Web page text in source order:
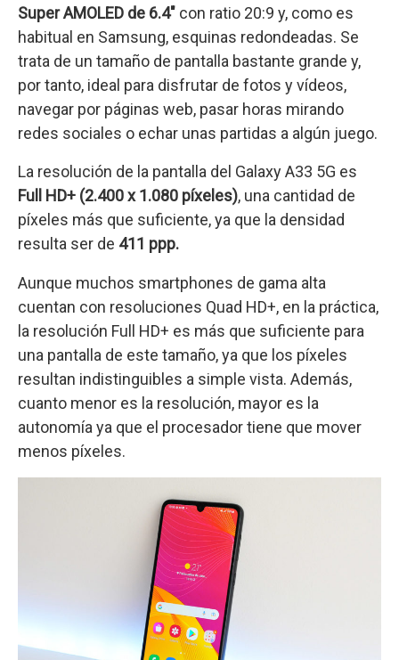
Super AMOLED de 6.4″ con ratio 20:9 y, como es
habitual en Samsung, esquinas redondeadas. Se
trata de un tamaño de pantalla bastante grande y,
por tanto, ideal para disfrutar de fotos y vídeos,
navegar por páginas web, pasar horas mirando
redes sociales o echar unas partidas a algún juego.
La resolución de la pantalla del Galaxy A33 5G es
Full HD+ (2.400 x 1.080 píxeles), una cantidad de
píxeles más que suficiente, ya que la densidad
resulta ser de 411 ppp.
Aunque muchos smartphones de gama alta
cuentan con resoluciones Quad HD+, en la práctica,
la resolución Full HD+ es más que suficiente para
una pantalla de este tamaño, ya que los píxeles
resultan indistinguibles a simple vista. Además,
cuanto menor es la resolución, mayor es la
autonomía ya que el procesador tiene que mover
menos píxeles.